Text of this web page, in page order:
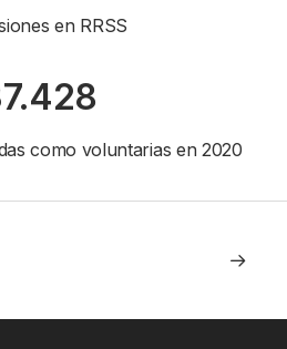
en RRSS
como voluntarias en 2020